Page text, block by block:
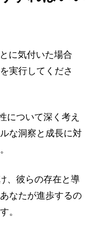
に気付いた場合
実行してくださ
について深く考え
な洞察と成長に対
、彼らの存在と導
なたが進歩するの
。